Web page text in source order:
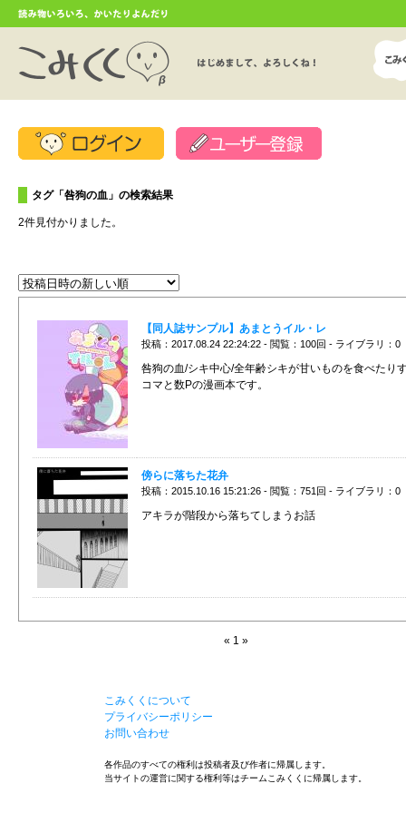
タグ「咎狗の血」の検索結果
2件見付かりました。
【同人誌サンプル】あまとうイル・レ
投稿：2017.08.24 22:24:22 - 閲覧：100回 - ライブラリ：0
咎狗の血/シキ中心/全年齢シキが甘いものを食べたり
コマと数Pの漫画本です。
傍らに落ちた花弁
投稿：2015.10.16 15:21:26 - 閲覧：751回 - ライブラリ：0
アキラが階段から落ちてしまうお話
« 1 »
こみくくについて
プライバシーポリシー
お問い合わせ
各作品のすべての権利は投稿者及び作者に帰属します。
当サイトの運営に関する権利等はチームこみくくに帰属します。